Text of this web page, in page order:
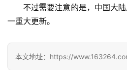
业
不过需要注意的是，中国大
一重大更新。
本文地址：https://